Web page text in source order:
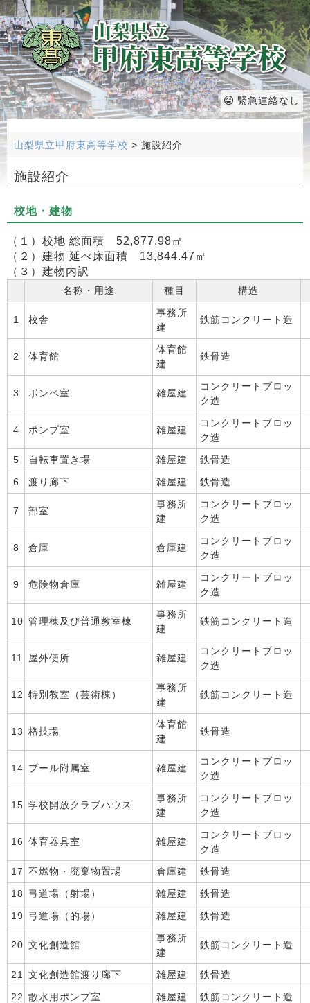
緊急連絡なし
山梨県立甲府東高等学校 > 施設紹介
施設紹介
校地・建物
（１）校地 総面積 52,877.98㎡
（２）建物 延べ床面積 13,844.47㎡
（３）建物内訳
名称・用途 種目 構造
1 校舎
事務所
建
鉄筋コンクリート造
2 体育館
体育館
建
鉄骨造
3 ボンベ室 雑屋建
コンクリートブロッ
ク造
4 ポンプ室 雑屋建
コンクリートブロッ
ク造
5 自転車置き場 雑屋建 鉄骨造
6 渡り廊下 雑屋建 鉄骨造
7 部室
事務所
建
コンクリートブロッ
ク造
8 倉庫 倉庫建
コンクリートブロッ
ク造
9 危険物倉庫 雑屋建
コンクリートブロッ
ク造
10 管理棟及び普通教室棟
事務所
建
鉄筋コンクリート造
11 屋外便所 雑屋建
コンクリートブロッ
ク造
12 特別教室（芸術棟）
事務所
建
鉄筋コンクリート造
13 格技場
体育館
建
鉄骨造
14 プール附属室 雑屋建
コンクリートブロッ
ク造
15 学校開放クラブハウス
事務所
建
コンクリートブロッ
ク造
16 体育器具室 雑屋建
コンクリートブロッ
ク造
17 不燃物・廃棄物置場 倉庫建 鉄骨造
18 弓道場（射場） 雑屋建 鉄骨造
19 弓道場（的場） 雑屋建 鉄骨造
20 文化創造館
事務所
建
鉄筋コンクリート造
21 文化創造館渡り廊下 雑屋建 鉄骨造
22 散水用ポンプ室 雑屋建 鉄筋コンクリート造